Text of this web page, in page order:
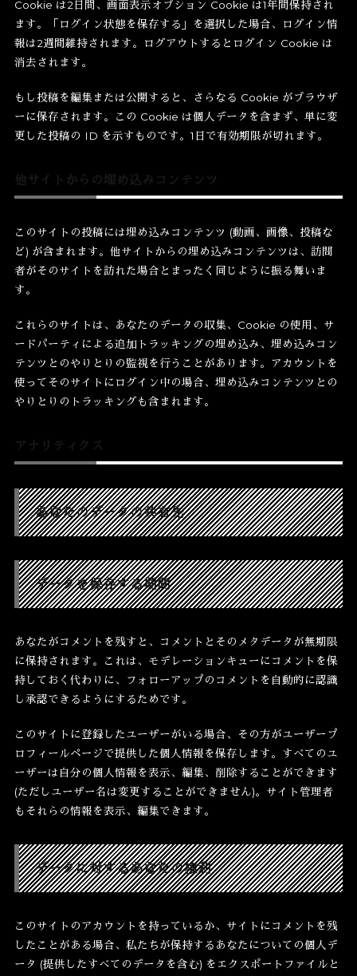
Cookie は2日間、画面表示オプション Cookie は1年間保持され
ます。「ログイン状態を保存する」を選択した場合、ログイン情
報は2週間維持されます。ログアウトするとログイン Cookie は
消去されます。
もし投稿を編集または公開すると、さらなる Cookie がブラウザ
ーに保存されます。この Cookie は個人データを含まず、単に変
更した投稿の ID を示すものです。1日で有効期限が切れます。
他サイトからの埋め込みコンテンツ
このサイトの投稿には埋め込みコンテンツ (動画、画像、投稿な
ど) が含まれます。他サイトからの埋め込みコンテンツは、訪問
者がそのサイトを訪れた場合とまったく同じように振る舞いま
す。
これらのサイトは、あなたのデータの収集、Cookie の使用、サ
ードパーティによる追加トラッキングの埋め込み、埋め込みコン
テンツとのやりとりの監視を行うことがあります。アカウントを
使ってそのサイトにログイン中の場合、埋め込みコンテンツとの
やりとりのトラッキングも含まれます。
アナリティクス
あなたのデータの共有先
データを保存する期間
あなたがコメントを残すと、コメントとそのメタデータが無期限
に保持されます。これは、モデレーションキューにコメントを保
持しておく代わりに、フォローアップのコメントを自動的に認識
し承認できるようにするためです。
このサイトに登録したユーザーがいる場合、その方がユーザープ
ロフィールページで提供した個人情報を保存します。すべてのユ
ーザーは自分の個人情報を表示、編集、削除することができます
(ただしユーザー名は変更することができません)。サイト管理者
もそれらの情報を表示、編集できます。
データに対するあなたの権利
このサイトのアカウントを持っているか、サイトにコメントを残
したことがある場合、私たちが保持するあなたについての個人デ
ータ (提供したすべてのデータを含む) をエクスポートファイルと